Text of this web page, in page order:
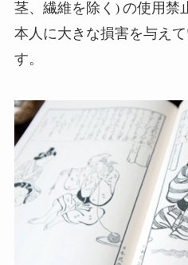
茎、繊維を除く) の使用禁
本人に大きな損害を与え
す。